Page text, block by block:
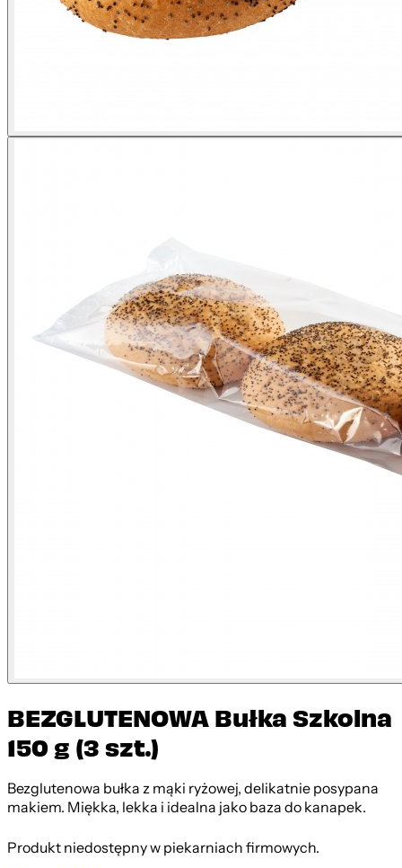
BEZGLUTENOWA Bułka Szkolna
150 g (3 szt.)
Bezglutenowa bułka z mąki ryżowej, delikatnie posypana
makiem. Miękka, lekka i idealna jako baza do kanapek.
Produkt niedostępny w piekarniach firmowych.